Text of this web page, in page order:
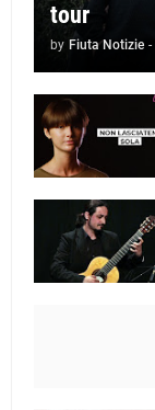
tour
by Fiuta Notizie -